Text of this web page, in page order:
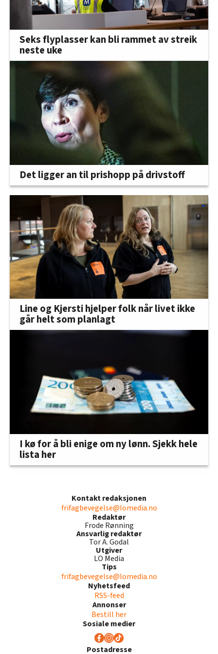
Seks flyplasser kan bli rammet av streik
neste uke
Det ligger an til prishopp på drivstoff
Line og Kjersti hjelper folk når livet ikke
går helt som planlagt
I kø for å bli enige om ny lønn. Sjekk hele
lista her
Kontakt redaksjonen
frifagbevegelse@lomedia.no
Redaktør
Frode Rønning
Ansvarlig redaktør
Tor A. Godal
Utgiver
LO Media
Tips
frifagbevegelse@lomedia.no
Nyhetsfeed
RSS-feed
Annonser
Bestill her
Sosiale medier
Postadresse